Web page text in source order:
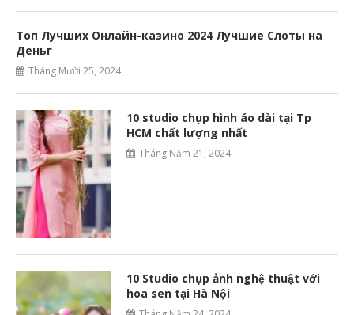
Топ Лучших Онлайн-казино 2024 Лучшие Слоты на
Деньг
Tháng Mười 25, 2024
10 studio chụp hình áo dài tại Tp
HCM chất lượng nhất
Tháng Năm 21, 2024
10 Studio chụp ảnh nghệ thuật với
hoa sen tại Hà Nội